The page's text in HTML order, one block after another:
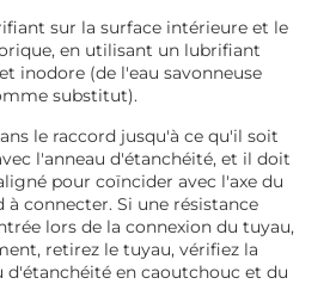
sur la surface intérieure et le
en utilisant un lubrifiant
inodore (de l'eau savonneuse
substitut).
le raccord jusqu'à ce qu'il soit
l'anneau d'étanchéité, et il doit
pour coïncider avec l'axe du
connecter. Si une résistance
lors de la connexion du tuyau,
retirez le tuyau, vérifiez la
d'étanchéité en caoutchouc et du